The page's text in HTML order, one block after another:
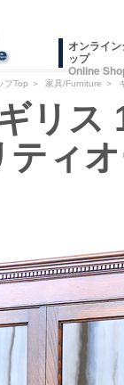
オンライ
ップ
Online
プTop ＞ 家具/Furniture ＞
リス
ティ